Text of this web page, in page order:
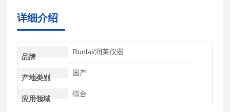
详细介绍
品牌
Runlai/润莱仪器
产地类别
国产
应用领域
综合